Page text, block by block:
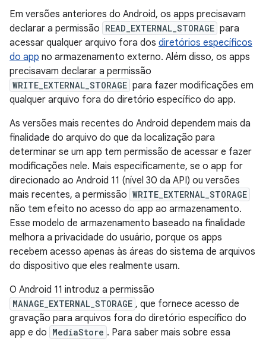
Em versões anteriores do Android, os apps precisavam
declarar a permissão READ_EXTERNAL_STORAGE para
acessar qualquer arquivo fora dos diretórios específicos
do app no armazenamento externo. Além disso, os apps
precisavam declarar a permissão
WRITE_EXTERNAL_STORAGE para fazer modificações em
qualquer arquivo fora do diretório específico do app.
As versões mais recentes do Android dependem mais da
finalidade do arquivo do que da localização para
determinar se um app tem permissão de acessar e fazer
modificações nele. Mais especificamente, se o app for
direcionado ao Android 11 (nível 30 da API) ou versões
mais recentes, a permissão WRITE_EXTERNAL_STORAGE
não tem efeito no acesso do app ao armazenamento.
Esse modelo de armazenamento baseado na finalidade
melhora a privacidade do usuário, porque os apps
recebem acesso apenas às áreas do sistema de arquivos
do dispositivo que eles realmente usam.
O Android 11 introduz a permissão
MANAGE_EXTERNAL_STORAGE , que fornece acesso de
gravação para arquivos fora do diretório específico do
app e do MediaStore . Para saber mais sobre essa